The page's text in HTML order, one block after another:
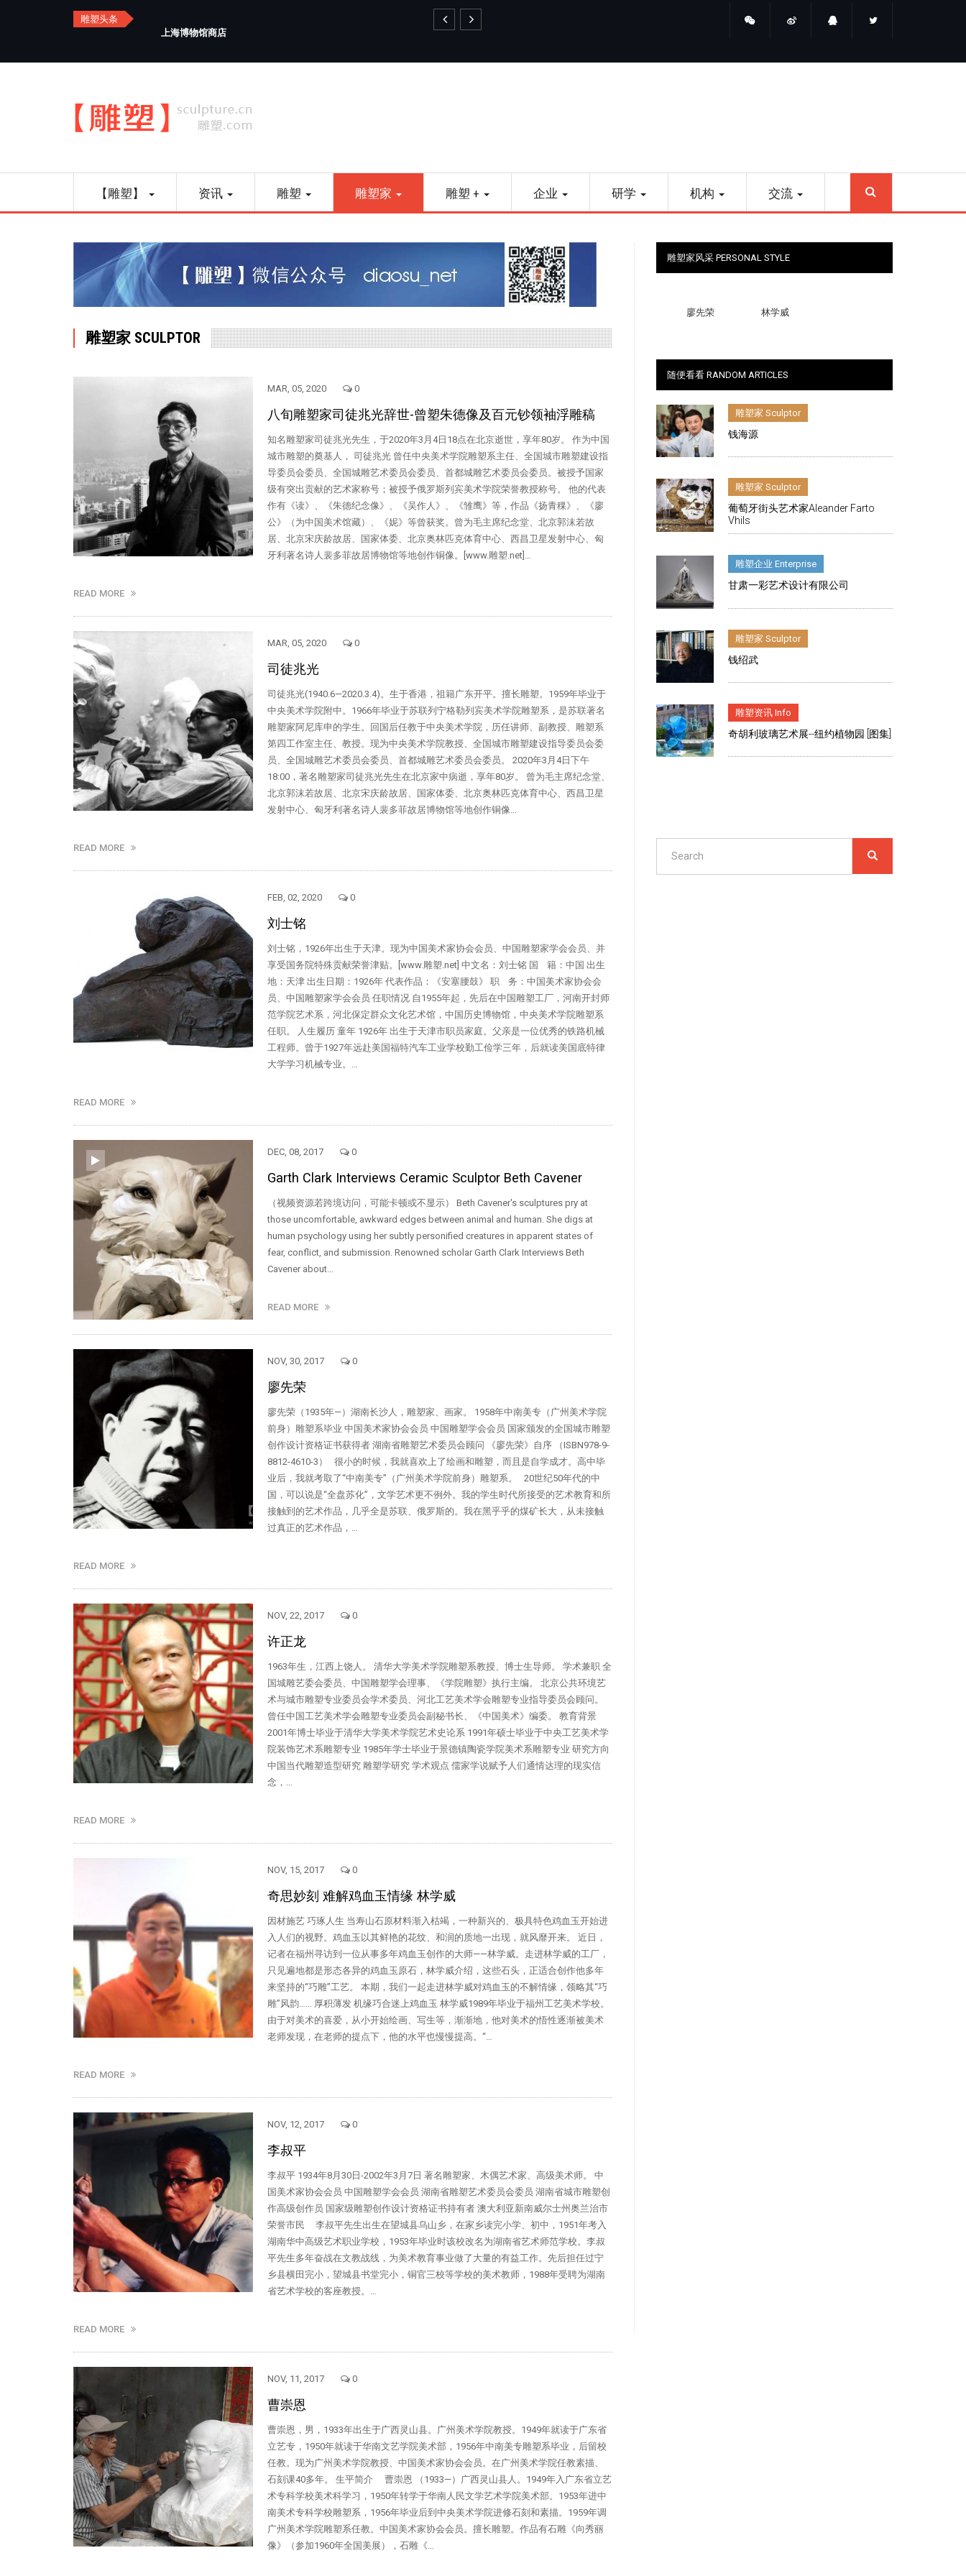
雕塑头条
上海博物馆商店
navigation
【雕塑】 资讯 雕塑 雕塑家 雕塑 + 企业 研学 机构 交流
雕塑家 SCULPTOR
MAR, 05, 2020 0
八旬雕塑家司徒兆光辞世-曾塑朱德像及百元钞领袖浮雕稿
知名雕塑家司徒兆光先生，于2020年3月4日18点在北京逝世，享年80岁。 作为中国
城市雕塑的奠基人， 司徒兆光 曾任中央美术学院雕塑系主任、全国城市雕塑建设指
导委员会委员、全国城雕艺术委员会委员、首都城雕艺术委员会委员。被授予国家
级有突出贡献的艺术家称号；被授予俄罗斯列宾美术学院荣誉教授称号。 他的代表
作有《读》、《朱德纪念像》、《吴作人》、《雏鹰》等，作品《扬青稞》、《廖
公》（为中国美术馆藏）、《妮》等曾获奖。曾为毛主席纪念堂、北京郭沫若故
居、北京宋庆龄故居、国家体委、北京奥林匹克体育中心、西昌卫星发射中心、匈
牙利著名诗人裴多菲故居博物馆等地创作铜像。[www.雕塑.net]…
READ MORE
MAR, 05, 2020 0
司徒兆光
司徒兆光(1940.6—2020.3.4)。生于香港，祖籍广东开平。擅长雕塑。1959年毕业于
中央美术学院附中。1966年毕业于苏联列宁格勒列宾美术学院雕塑系，是苏联著名
雕塑家阿尼库申的学生。回国后任教于中央美术学院，历任讲师、副教授、雕塑系
第四工作室主任、教授。现为中央美术学院教授、全国城市雕塑建设指导委员会委
员、全国城雕艺术委员会委员、首都城雕艺术委员会委员。 2020年3月4日下午
18:00，著名雕塑家司徒兆光先生在北京家中病逝，享年80岁。 曾为毛主席纪念堂、
北京郭沫若故居、北京宋庆龄故居、国家体委、北京奥林匹克体育中心、西昌卫星
发射中心、匈牙利著名诗人裴多菲故居博物馆等地创作铜像…
READ MORE
FEB, 02, 2020 0
刘士铭
刘士铭，1926年出生于天津。现为中国美术家协会会员、中国雕塑家学会会员、并
享受国务院特殊贡献荣誉津贴。[www.雕塑.net] 中文名：刘士铭 国 籍：中国 出生
地：天津 出生日期：1926年 代表作品：《安塞腰鼓》 职 务：中国美术家协会会
员、中国雕塑家学会会员 任职情况 自1955年起，先后在中国雕塑工厂，河南开封师
范学院艺术系，河北保定群众文化艺术馆，中国历史博物馆，中央美术学院雕塑系
任职。 人生履历 童年 1926年 出生于天津市职员家庭。父亲是一位优秀的铁路机械
工程师。曾于1927年远赴美国福特汽车工业学校勤工俭学三年，后就读美国底特律
大学学习机械专业。…
READ MORE
DEC, 08, 2017 0
Garth Clark Interviews Ceramic Sculptor Beth Cavener
（视频资源若跨境访问，可能卡顿或不显示） Beth Cavener's sculptures pry at
those uncomfortable, awkward edges between animal and human. She digs at
human psychology using her subtly personified creatures in apparent states of
fear, conflict, and submission. Renowned scholar Garth Clark Interviews Beth
Cavener about…
READ MORE
NOV, 30, 2017 0
廖先荣
廖先荣（1935年—）湖南长沙人，雕塑家、画家。 1958年中南美专（广州美术学院
前身）雕塑系毕业 中国美术家协会会员 中国雕塑学会会员 国家颁发的全国城市雕塑
创作设计资格证书获得者 湖南省雕塑艺术委员会顾问 《廖先荣》自序 （ISBN978-9-
8812-4610-3） 很小的时候，我就喜欢上了绘画和雕塑，而且是自学成才。高中毕
业后，我就考取了“中南美专”（广州美术学院前身）雕塑系。 20世纪50年代的中
国，可以说是“全盘苏化”，文学艺术更不例外。我的学生时代所接受的艺术教育和所
接触到的艺术作品，几乎全是苏联、俄罗斯的。我在黑乎乎的煤矿长大，从未接触
过真正的艺术作品，…
READ MORE
NOV, 22, 2017 0
许正龙
1963年生，江西上饶人。 清华大学美术学院雕塑系教授、博士生导师。 学术兼职 全
国城雕艺委会委员、中国雕塑学会理事、《学院雕塑》执行主编。 北京公共环境艺
术与城市雕塑专业委员会学术委员、河北工艺美术学会雕塑专业指导委员会顾问。
曾任中国工艺美术学会雕塑专业委员会副秘书长、《中国美术》编委。 教育背景
2001年博士毕业于清华大学美术学院艺术史论系 1991年硕士毕业于中央工艺美术学
院装饰艺术系雕塑专业 1985年学士毕业于景德镇陶瓷学院美术系雕塑专业 研究方向
中国当代雕塑造型研究 雕塑学研究 学术观点 儒家学说赋予人们通情达理的现实信
念，…
READ MORE
NOV, 15, 2017 0
奇思妙刻 难解鸡血玉情缘 林学威
因材施艺 巧琢人生 当寿山石原材料渐入枯竭，一种新兴的、极具特色鸡血玉开始进
入人们的视野。鸡血玉以其鲜艳的花纹、和润的质地一出现，就风靡开来。 近日，
记者在福州寻访到一位从事多年鸡血玉创作的大师——林学威。走进林学威的工厂，
只见遍地都是形态各异的鸡血玉原石，林学威介绍，这些石头，正适合创作他多年
来坚持的“巧雕”工艺。 本期，我们一起走进林学威对鸡血玉的不解情缘，领略其“巧
雕”风韵…… 厚积薄发 机缘巧合迷上鸡血玉 林学威1989年毕业于福州工艺美术学校。
由于对美术的喜爱，从小开始绘画、写生等，渐渐地，他对美术的悟性逐渐被美术
老师发现，在老师的提点下，他的水平也慢慢提高。“…
READ MORE
NOV, 12, 2017 0
李叔平
李叔平 1934年8月30日-2002年3月7日 著名雕塑家、木偶艺术家、高级美术师。 中
国美术家协会会员 中国雕塑学会会员 湖南省雕塑艺术委员会委员 湖南省城市雕塑创
作高级创作员 国家级雕塑创作设计资格证书持有者 澳大利亚新南威尔士州奥兰治市
荣誉市民 李叔平先生出生在望城县乌山乡，在家乡读完小学、初中，1951年考入
湖南华中高级艺术职业学校，1953年毕业时该校改名为湖南省艺术师范学校。李叔
平先生多年奋战在文教战线，为美术教育事业做了大量的有益工作。先后担任过宁
乡县横田完小，望城县书堂完小，铜官三校等学校的美术教师，1988年受聘为湖南
省艺术学校的客座教授。…
READ MORE
NOV, 11, 2017 0
曹崇恩
曹崇恩，男，1933年出生于广西灵山县。广州美术学院教授。1949年就读于广东省
立艺专，1950年就读于华南文艺学院美术部，1956年中南美专雕塑系毕业，后留校
任教。现为广州美术学院教授、中国美术家协会会员。在广州美术学院任教素描、
石刻课40多年。 生平简介 曹崇恩 （1933—）广西灵山县人。1949年入广东省立艺
术专科学校美术科学习，1950年转学于华南人民文学艺术学院美术部。1953年进中
南美术专科学校雕塑系，1956年毕业后到中央美术学院进修石刻和素描。1959年调
广州美术学院雕塑系任教。中国美术家协会会员。擅长雕塑。作品有石雕《向秀丽
像》（参加1960年全国美展），石雕《…
雕塑家风采 PERSONAL STYLE
廖先荣 林学威
随便看看 RANDOM ARTICLES
雕塑家 Sculptor
钱海源
雕塑家 Sculptor
葡萄牙街头艺术家Aleander Farto
Vhils
雕塑企业 Enterprise
甘肃一彩艺术设计有限公司
雕塑家 Sculptor
钱绍武
雕塑资讯 Info
奇胡利玻璃艺术展--纽约植物园 [图集]
SEARCH